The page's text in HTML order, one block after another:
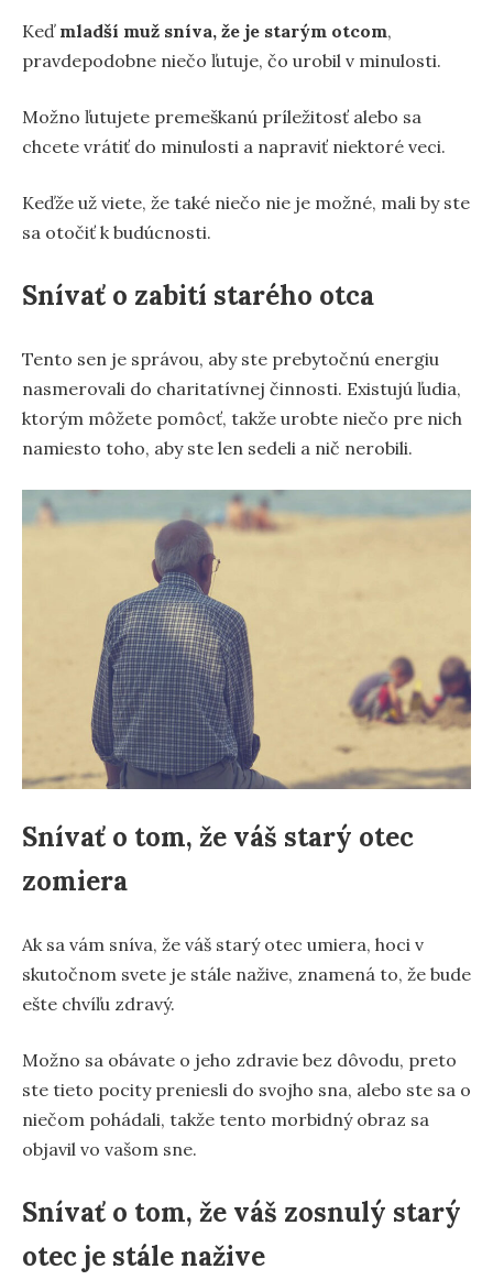
Keď mladší muž sníva, že je starým otcom,
pravdepodobne niečo ľutuje, čo urobil v minulosti.
Možno ľutujete premeškanú príležitosť alebo sa
chcete vrátiť do minulosti a napraviť niektoré veci.
Keďže už viete, že také niečo nie je možné, mali by ste
sa otočiť k budúcnosti.
Snívať o zabití starého otca
Tento sen je správou, aby ste prebytočnú energiu
nasmerovali do charitatívnej činnosti. Existujú ľudia,
ktorým môžete pomôcť, takže urobte niečo pre nich
namiesto toho, aby ste len sedeli a nič nerobili.
Snívať o tom, že váš starý otec
zomiera
Ak sa vám sníva, že váš starý otec umiera, hoci v
skutočnom svete je stále nažive, znamená to, že bude
ešte chvíľu zdravý.
Možno sa obávate o jeho zdravie bez dôvodu, preto
ste tieto pocity preniesli do svojho sna, alebo ste sa o
niečom pohádali, takže tento morbidný obraz sa
objavil vo vašom sne.
Snívať o tom, že váš zosnulý starý
otec je stále nažive